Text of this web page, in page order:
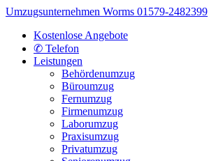
Umzugsunternehmen Worms 01579-2482399
Kostenlose Angebote
✆ Telefon
Leistungen
Behördenumzug
Büroumzug
Fernumzug
Firmenumzug
Laborumzug
Praxisumzug
Privatumzug